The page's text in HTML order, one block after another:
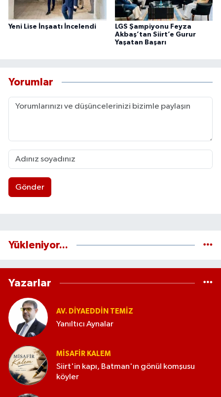
Yeni Lise İnşaatı İncelendi
LGS Şampiyonu Feyza
Akbaş’tan Siirt’e Gurur
Yaşatan Başarı
Yorumlar
Gönder
Yükleniyor...
Yazarlar
AV. DIYAEDDIN TEMIZ
Yanıltıcı Aynalar
MISAFIR KALEM
Siirt'in kapı, Batman'ın gönül komşusu
köyler